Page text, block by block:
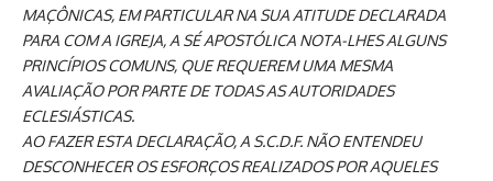
MAÇÔNICAS, EM PARTICULAR NA SUA ATITUDE DECLARADA
PARA COM A IGREJA, A SÉ APOSTÓLICA NOTA-LHES ALGUNS
PRINCÍPIOS COMUNS, QUE REQUEREM UMA MESMA
AVALIAÇÃO POR PARTE DE TODAS AS AUTORIDADES
ECLESIÁSTICAS.
AO FAZER ESTA DECLARAÇÃO, A S.C.D.F. NÃO ENTENDEU
DESCONHECER OS ESFORÇOS REALIZADOS POR AQUELES